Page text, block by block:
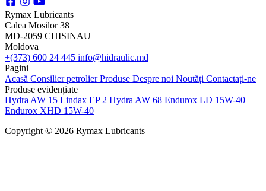
Rymax Lubricants
Calea Mosilor 38
MD-2059 CHISINAU
Moldova
+(373) 600 24 445 info@hidraulic.md
Pagini
Acasă Consilier petrolierProduse Despre noi Noutăți Contactați-ne
Produse evidențiate
Hydra AW 15 Lindax EP 2 Hydra AW 68 Endurox LD 15W-40
Endurox XHD 15W-40
Copyright © 2026 Rymax Lubricants